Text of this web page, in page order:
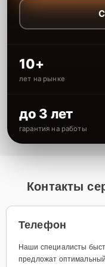
10+
лет на рынке
до 3 лет
гарантия на работы
Контакты
Телефон
Наши специалисты
предложат